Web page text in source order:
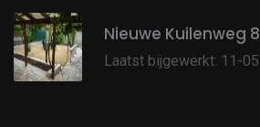
Nieuwe Kuilenweg
Laatst bijgewerkt: 11-